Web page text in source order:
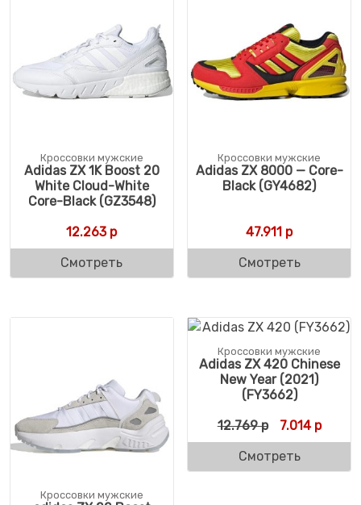
Кроссовки мужские
Adidas ZX 1K Boost 20
White Cloud-White
Core-Black (GZ3548)
12.263р
Смотреть
Кроссовки мужские
Adidas ZX 8000 — Core-
Black (GY4682)
47.911 р
Смотреть
Кроссовки мужские
Кроссовки мужские
Adidas ZX 420 Chinese
New Year (2021)
(FY3662)
12.769р 7.014р
Смотреть